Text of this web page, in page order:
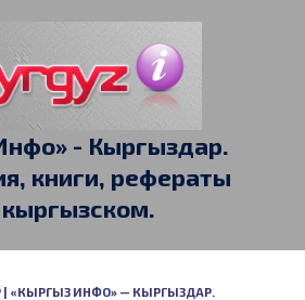
- Кыргыздар.
книги, рефераты
| «КЫРГЫЗ ИНФО» — КЫРГЫЗДАР.